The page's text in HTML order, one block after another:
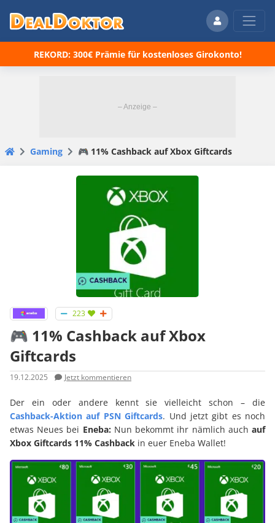
REKORD: 300€ Prämie für kostenloses Girokonto!
Gaming 🎮 11% Cashback auf Xbox Giftcards
223
🎮 11% Cashback auf Xbox
Giftcards
19.12.2025 Jetzt kommentieren
Der ein oder andere kennt sie vielleicht schon – die
Cashback-Aktion auf PSN Giftcards. Und jetzt gibt es noch
etwas Neues bei Eneba: Nun bekommt ihr nämlich auchauf
Xbox Giftcards 11% Cashback in euer Eneba Wallet!